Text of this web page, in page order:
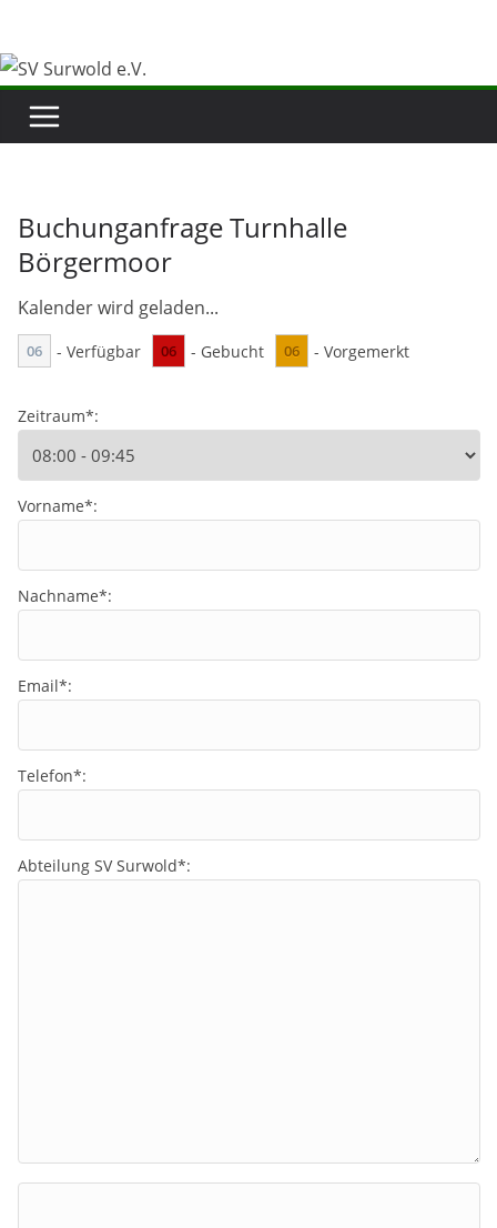
springen
Buchunganfrage Turnhalle
Börgermoor
Kalender wird geladen...
06 - Verfügbar 06 - Gebucht 06 - Vorgemerkt
Zeitraum*:
Vorname*:
Nachname*:
Email*:
Telefon*:
Abteilung SV Surwold*: